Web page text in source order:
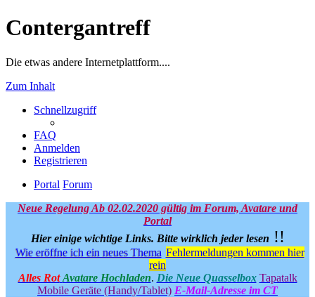
Contergantreff
Die etwas andere Internetplattform....
Zum Inhalt
Schnellzugriff
FAQ
Anmelden
Registrieren
Portal Forum
Neue Regelung Ab 02.02.2020 gültig im Forum, Avatare und
Portal
Hier einige wichtige Links. Bitte wirklich jeder lesen !!
Wie eröffne ich ein neues Thema Fehlermeldungen kommen hier
rein
Alles Rot Avatare Hochladen. Die Neue Quasselbox Tapatalk
Mobile Geräte (Handy/Tablet) E-Mail-Adresse im CT